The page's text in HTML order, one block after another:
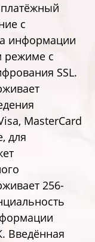
с
информации
режиме с
SSL.
MasterCard
для
256-
Введённая